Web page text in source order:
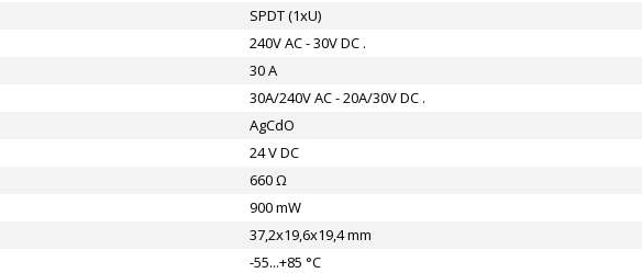
SPDT (1xU)
240V AC - 30V DC .
30 A
30A/240V AC - 20A/30V DC .
AgCdO
24 V DC
660 Ω
900 mW
37,2x19,6x19,4 mm
-55...+85 °C